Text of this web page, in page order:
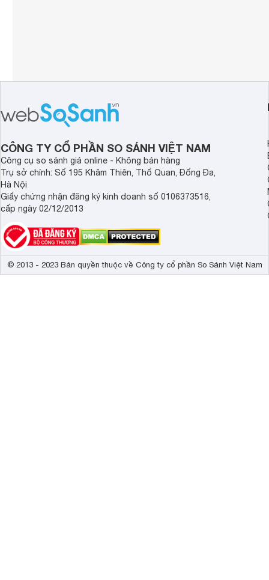
CÔNG TY CỔ PHẦN SO SÁNH VIỆT NAM
Công cụ so sánh giá online - Không bán hàng
Trụ sở chính: Số 195 Khâm Thiên, Thổ Quan, Đống Đa,
Hà Nội
Giấy chứng nhận đăng ký kinh doanh số 0106373516,
cấp ngày 02/12/2013
© 2013 - 2023 Bản quyền thuộc về Công ty cổ phần So Sánh Việt Nam